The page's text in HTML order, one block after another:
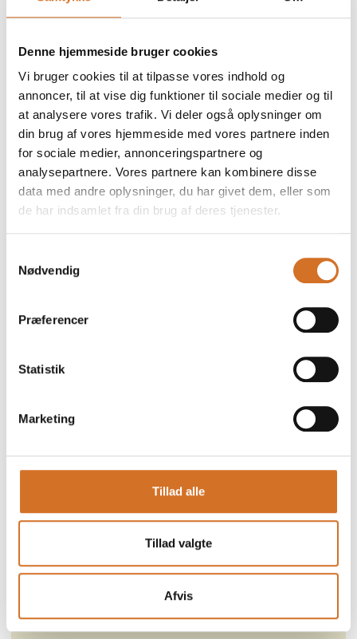
Denne hjemmeside bruger cookies
Vi bruger cookies til at tilpasse vores indhold og
annoncer, til at vise dig funktioner til sociale medier og til
at analysere vores trafik. Vi deler også oplysninger om
din brug af vores hjemmeside med vores partnere inden
for sociale medier, annonceringspartnere og
analysepartnere. Vores partnere kan kombinere disse
data med andre oplysninger, du har givet dem, eller som
de har indsamlet fra din brug af deres tjenester.
Nødvendig
Præferencer
Statistik
Marketing
Tillad alle
Tillad valgte
Afvis